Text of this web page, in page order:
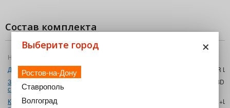
Состав комплекта
Название
Держ.задн.стенки D,белый шелк,L+R
Z30D000S HO-R
Загл.intivo/antaro симметричная, белый шелк
с логотипом
ZAA.532C.BLABD
Крепление передней панели antaro для 1
ZIF.76D0 FRO R+L
×
Выберите город
Ростов-на-Дону
Ставрополь
Волгоград